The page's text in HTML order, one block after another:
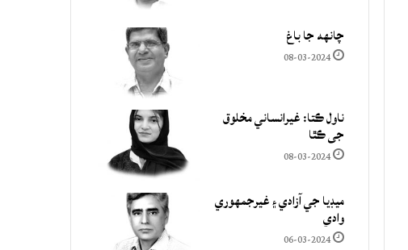
چانهه جا باغ
08-03-2024
ناول ڪتا: غيرانساني مخلوق
جي ڪٿا
08-03-2024
ميڊيا جي آزادي ۽ غيرجمھوري
وادي
06-03-2024